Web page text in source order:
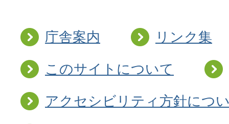
庁舎案内
リンク集
このサイトについて
アクセシビリティ方針につ